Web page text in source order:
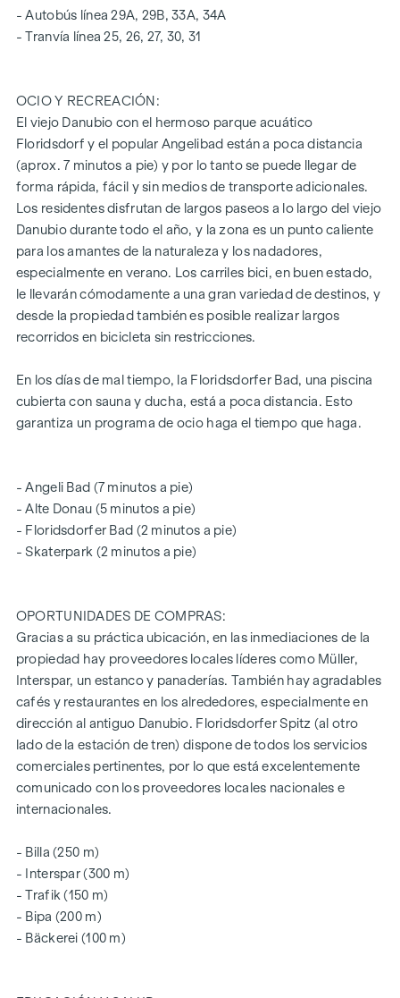
Balcón con mampara de privacidad, enchufe, iluminación
exterior y toma de agua
Para más información, consulte nuestra página web del
proyecto(www.fahrbachgasse6-8.at)o pregunte a nuestro
experto equipo de asesores.
DESTACADOS
Calle unidireccional de tráfico calmado con transición a
Poca o ninguna contaminación acústica
Instituciones educativas a la vuelta de la esquina
(Bildungsmeile / Bildungsgrätzel)
a 6 minutos a pie del Alte Donau
excelentes conexiones con el transporte privado
edificio certificado - orientado al futuro
una aplicación)
Sistema de buzón inteligente con sistema de buzón para
Tablón de anuncios digital y gestión inteligente de la
equipada, jardín común con camas comunitarias de
"jardinería urbana")
Las viviendas vacías todavía están disponibles en todos los
tamaños de piso y todas incluyen un espacio abierto en
forma de logia, balcón, jardín privado o terraza y un
compartimento de sótano con cerradura.
Encontrará más información en el sitio web del proyecto
CONCIERTE UNA CITA HOY MISMO
SOSTENIBILIDAD
bienestar de los futuros residentes y el aumento del valor de
- Autobús línea 29A, 29B, 33A, 34A
- Tranvía línea 25, 26, 27, 30, 31
OCIO Y RECREACIÓN:
El viejo Danubio con el hermoso parque acuático
Floridsdorf y el popular Angelibad están a poca distancia
(aprox. 7 minutos a pie) y por lo tanto se puede llegar de
forma rápida, fácil y sin medios de transporte adicionales.
Los residentes disfrutan de largos paseos a lo largo del viejo
Danubio durante todo el año, y la zona es un punto caliente
para los amantes de la naturaleza y los nadadores,
especialmente en verano. Los carriles bici, en buen estado,
le llevarán cómodamente a una gran variedad de destinos, y
desde la propiedad también es posible realizar largos
recorridos en bicicleta sin restricciones.
En los días de mal tiempo, la Floridsdorfer Bad, una piscina
cubierta con sauna y ducha, está a poca distancia. Esto
garantiza un programa de ocio haga el tiempo que haga.
- Angeli Bad (7 minutos a pie)
- Alte Donau (5 minutos a pie)
- Floridsdorfer Bad (2 minutos a pie)
- Skaterpark (2 minutos a pie)
OPORTUNIDADES DE COMPRAS:
Gracias a su práctica ubicación, en las inmediaciones de la
propiedad hay proveedores locales líderes como Müller,
Interspar, un estanco y panaderías. También hay agradables
cafés y restaurantes en los alrededores, especialmente en
dirección al antiguo Danubio. Floridsdorfer Spitz (al otro
lado de la estación de tren) dispone de todos los servicios
comerciales pertinentes, por lo que está excelentemente
comunicado con los proveedores locales nacionales e
internacionales.
- Billa (250 m)
- Interspar (300 m)
- Trafik (150 m)
- Bipa (200 m)
- Bäckerei (100 m)